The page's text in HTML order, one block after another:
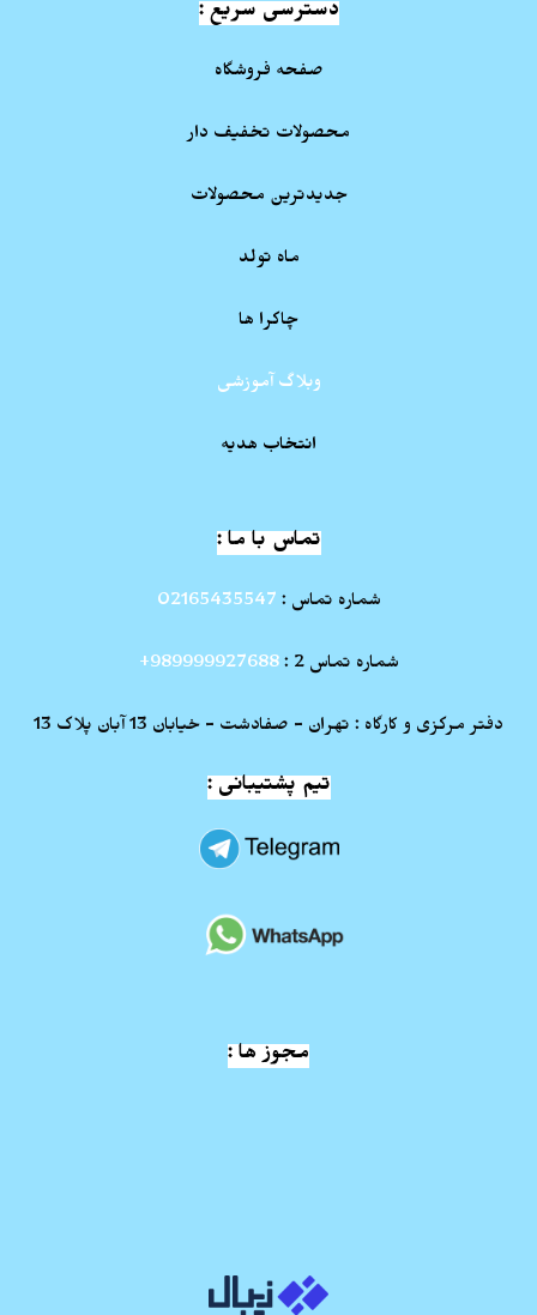
دسترسی سریع :
صفحه فروشگاه
محصولات تخفیف دار
جدیدترین محصولات
ماه تولد
چاکرا ها
وبلاگ آموزشی
انتخاب هدیه
تماس با ما :
شماره تماس : 02165435547
شماره تماس 2 : 989999927688+
دفتر مرکزی و کارگاه : تهران - صفادشت - خیابان 13 آبان پلاک 13
تیم پشتیبانی :
مجوز ها :